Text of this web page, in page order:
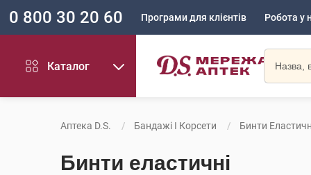
0 800 30 20 60 Програми для клієнтів Робота у
Каталог
Аптека D.S. Бандажі І Корсети Бинти
Бинти еластичні